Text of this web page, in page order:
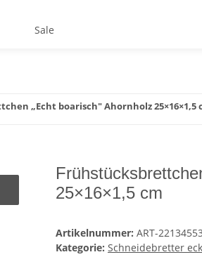
Sale
„Echt boarisch" Ahornholz 25×16×1,5
25×16×1,5 cm
Artikelnummer: ART-
Kategorie: Schneidebretter